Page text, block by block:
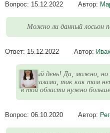
Вопрос: 15.12.2022 Автор:
Можно ли данный лосьон
Ответ: 15.12.2022 Автор:
Добрый день! Да, можно,
под глазами, так как там
в той области нужно
Вопрос: 06.10.2020 Автор: